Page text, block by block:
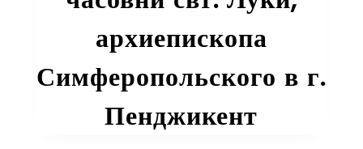
архиепископа
Симферопольского в г.
Пенджикент